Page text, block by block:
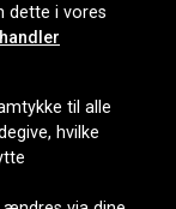
AB
dette i vores
til alle
hvilke